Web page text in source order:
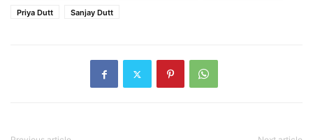
Priya Dutt
Sanjay Dutt